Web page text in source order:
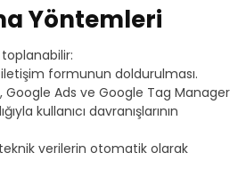
Yöntemleri
formunun doldurulması.
Google Ads ve Google Tag Manager
kullanıcı davranışlarının
verilerin otomatik olarak